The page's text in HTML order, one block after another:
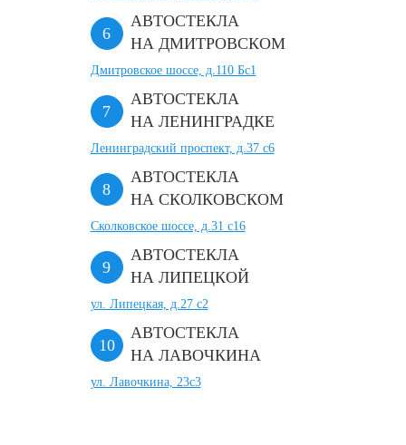
АВТОСТЕКЛА
НА ДМИТРОВСКОМ
Дмитровское шоссе, д.110 Бс1
АВТОСТЕКЛА
НА ЛЕНИНГРАДКЕ
Ленинградский проспект, д.37 c6
АВТОСТЕКЛА
НА СКОЛКОВСКОМ
Сколковское шоссе, д.31 с16
АВТОСТЕКЛА
НА ЛИПЕЦКОЙ
ул. Липецкая, д.27 с2
АВТОСТЕКЛА
НА ЛАВОЧКИНА
ул. Лавочкина, 23с3